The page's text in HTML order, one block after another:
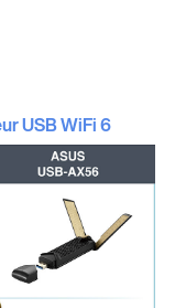
USB WiFi 6